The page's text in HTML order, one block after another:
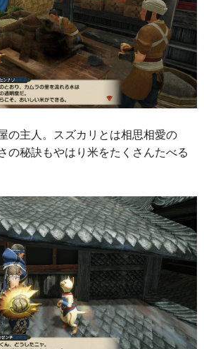
の主人。スズカリとは相思相愛の
の秘訣もやはり米をたくさんたべる